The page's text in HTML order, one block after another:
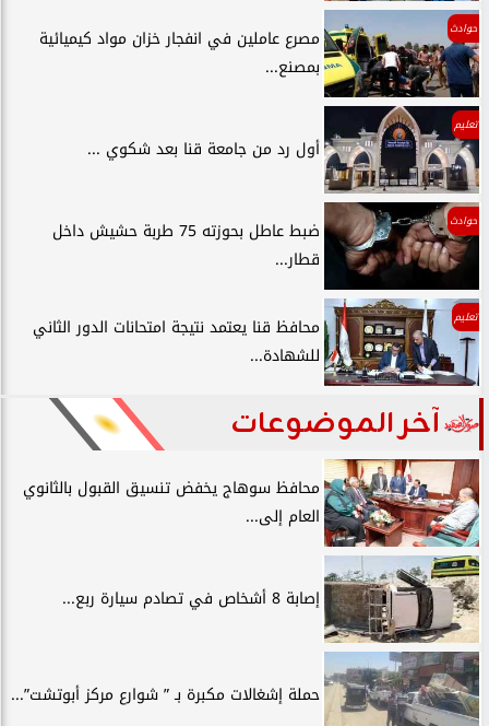
حوادث
مصرع عاملين في انفجار خزان مواد كيميائية
بمصنع...
تعليم
أول رد من جامعة قنا بعد شكوي ...
حوادث
ضبط عاطل بحوزته 75 طربة حشيش داخل
قطار...
تعليم
محافظ قنا يعتمد نتيجة امتحانات الدور الثاني
للشهادة...
آخر الموضوعات
محافظ سوهاج يخفض تنسيق القبول بالثانوي
العام إلى...
إصابة 8 أشخاص في تصادم سيارة ربع...
حملة إشغالات مكبرة بـ ” شوارع مركز أبوتشت”...